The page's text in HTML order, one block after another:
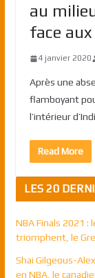
au
face
4 janvier 2020
Après une
flamboyant
l’intérieur
Read More
LES 20
NBA Finals 2021
triomphent, le
Shai Gilgeous-
en NBA, le